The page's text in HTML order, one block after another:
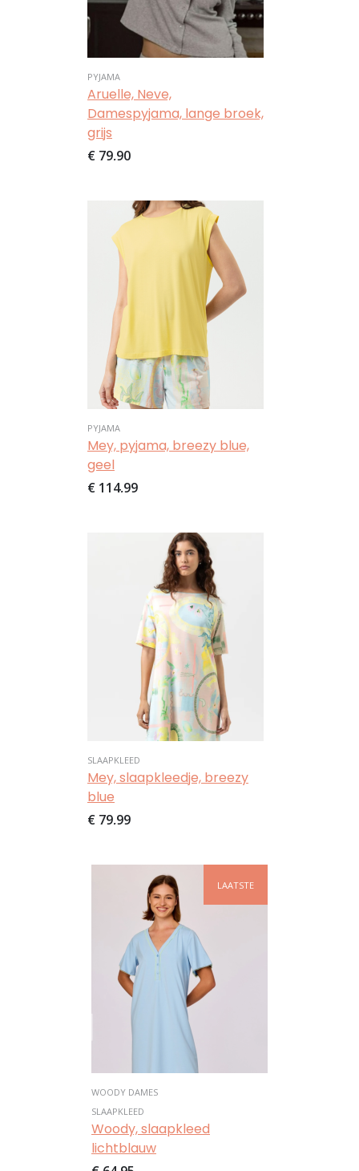
PYJAMA
Aruelle, Neve,
Damespyjama, lange broek,
grijs
€ 79,90
Afbeelding
PYJAMA
Mey, pyjama, breezy blue,
geel
€ 114,99
SLAAPKLEED
Mey, slaapkleedje, breezy
blue
€ 79,99
LAATSTE
Afbeelding
WOODY DAMES
SLAAPKLEED
Woody, slaapkleed
lichtblauw